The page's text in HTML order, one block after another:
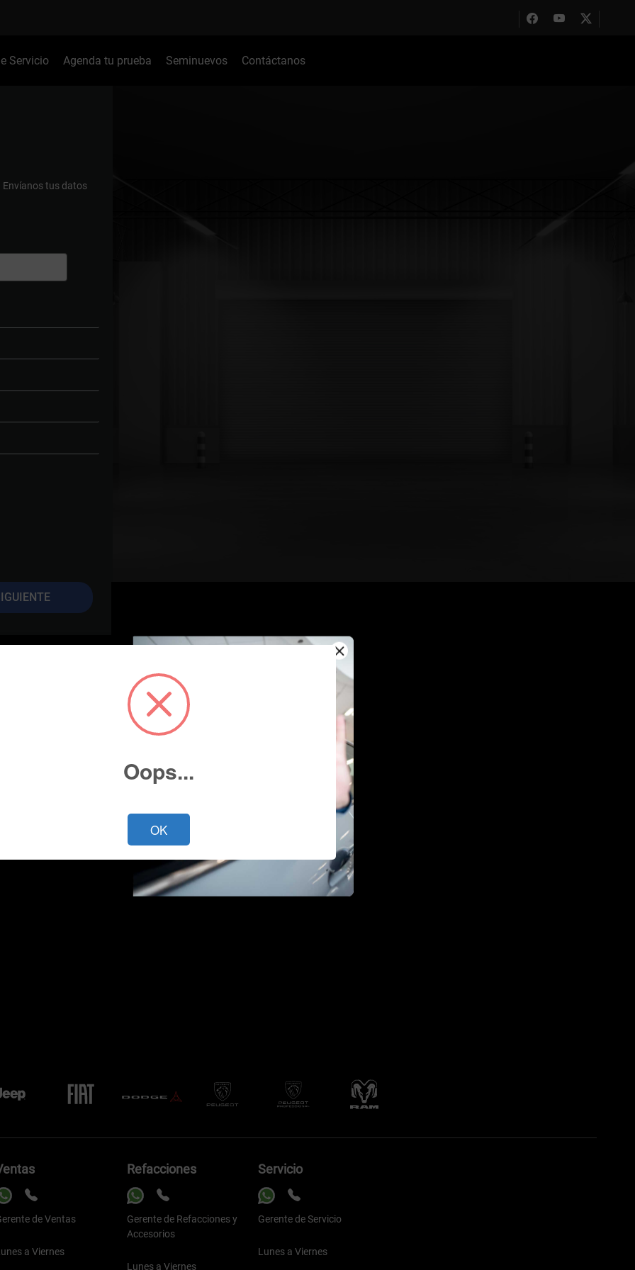
Servicio Agenda tu prueba Seminuevos Contáctanos
Envíanos tus datos
de Ventas
a Viernes
Refacciones
Gerente de Refacciones y
Accesorios
Lunes a Viernes
Servicio
Gerente de Servicio
Lunes a Viernes
Oops...
OK